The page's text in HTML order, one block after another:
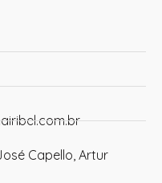
Capello, Artur